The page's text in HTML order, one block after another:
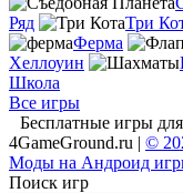
Ряд
Три
Ферма
Хеллоуин
Школа
Все игры
Бесплатные игры
4GameGround.ru | ©
Моды на Андроид
Поиск игр